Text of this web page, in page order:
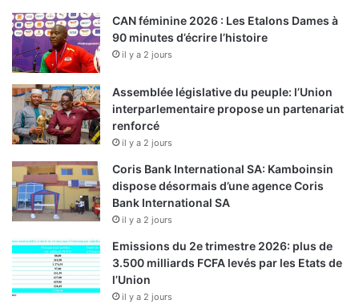
CAN féminine 2026 : Les Etalons Dames à
90 minutes d’écrire l’histoire
il y a 2 jours
Assemblée législative du peuple: l’Union
interparlementaire propose un partenariat
renforcé
il y a 2 jours
Coris Bank International SA: Kamboinsin
dispose désormais d’une agence Coris
Bank International SA
il y a 2 jours
Emissions du 2e trimestre 2026: plus de
3.500 milliards FCFA levés par les Etats de
l’Union
il y a 2 jours